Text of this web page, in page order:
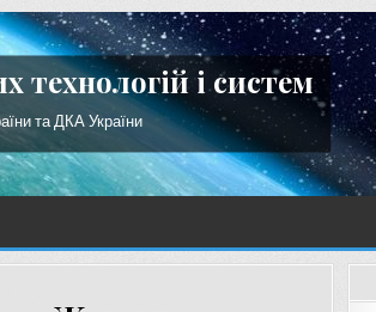
технологій і систем
та ДКА України